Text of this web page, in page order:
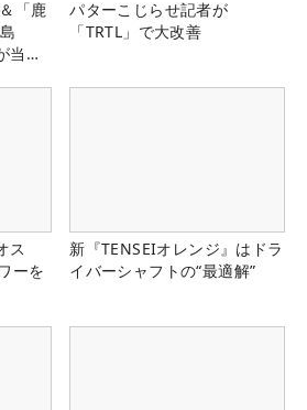
「鹿
当た
パターこじらせ記者が
「TRTL」で大改善
ス
ーを
新『TENSEIオレンジ』はドラ
イバーシャフトの“最適解”